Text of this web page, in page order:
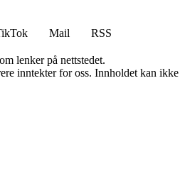
Mail
RSS
lenker på nettstedet.
inntekter for oss. Innholdet kan